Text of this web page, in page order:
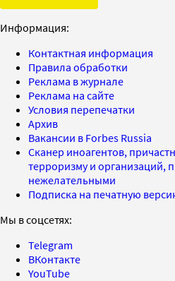
Информация:
Контактная информация
Правила обработки
Реклама в журнале
Реклама на сайте
Условия перепечатки
Архив
Вакансии в Forbes Russia
Сканер иноагентов,
терроризму и организаций,
нежелательными
Подписка на печатную
Мы в соцсетях:
Telegram
ВКонтакте
YouTube